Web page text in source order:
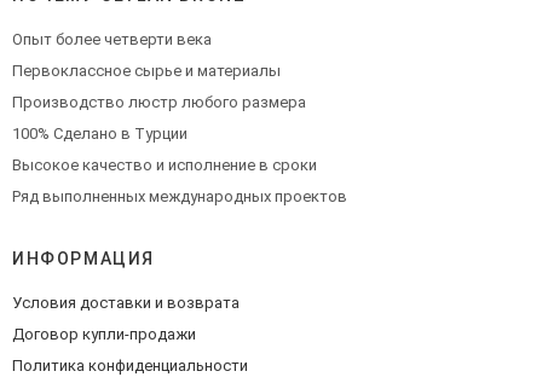
Опыт более четверти века
Первоклассное сырье и материалы
Производство люстр любого размера
100% Сделано в Турции
Высокое качество и исполнение в сроки
Ряд выполненных международных проектов
ИНФОРМАЦИЯ
Условия доставки и возврата
Договор купли-продажи
Политика конфиденциальности